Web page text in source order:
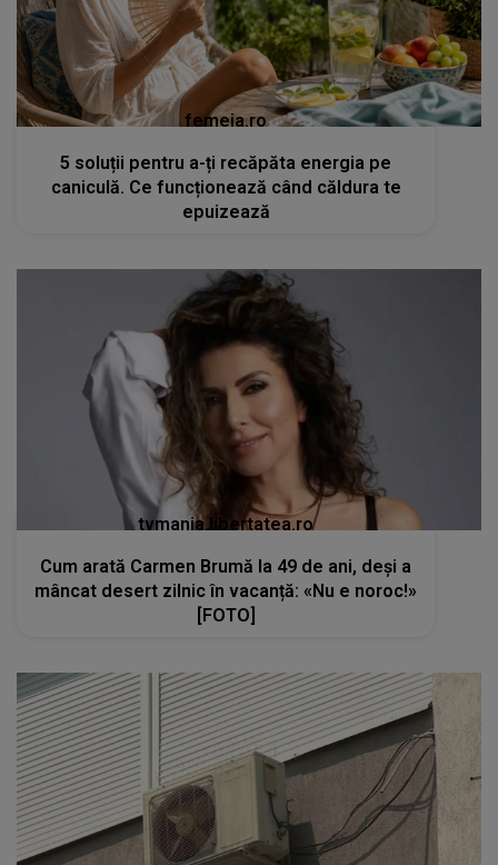
femeia.ro
5 soluții pentru a-ți recăpăta energia pe
caniculă. Ce funcționează când căldura te
epuizează
tvmania.libertatea.ro
Cum arată Carmen Brumă la 49 de ani, deși a
mâncat desert zilnic în vacanță: «Nu e noroc!»
[FOTO]